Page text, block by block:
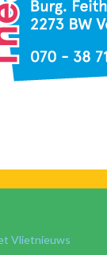
Vlietnieuws